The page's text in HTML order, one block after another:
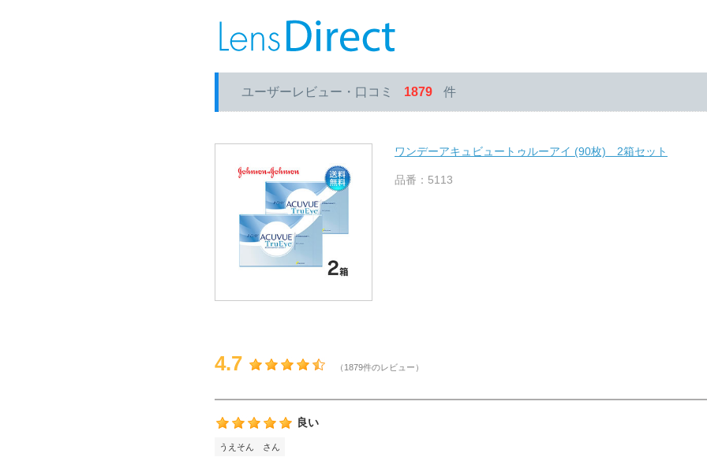
ユーザーレビュー・口コミ 1879 件
ワンデーアキュビュートゥルーアイ (90枚) 2箱セット
品番：5113
4.7 （1879件のレビュー）
良い
うえそん さん